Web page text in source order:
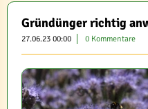
Gründünger richtig
27.06.23 00:00 0 Kommentare